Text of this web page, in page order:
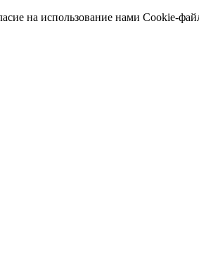
на использование нами Cookie-